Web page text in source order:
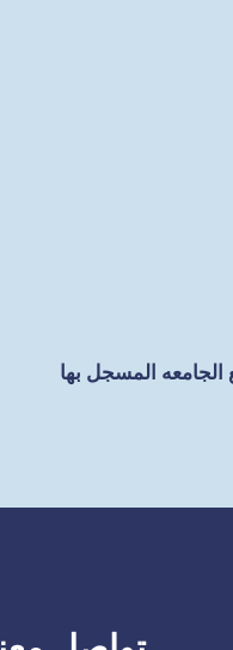
الجامعه المسجل بها